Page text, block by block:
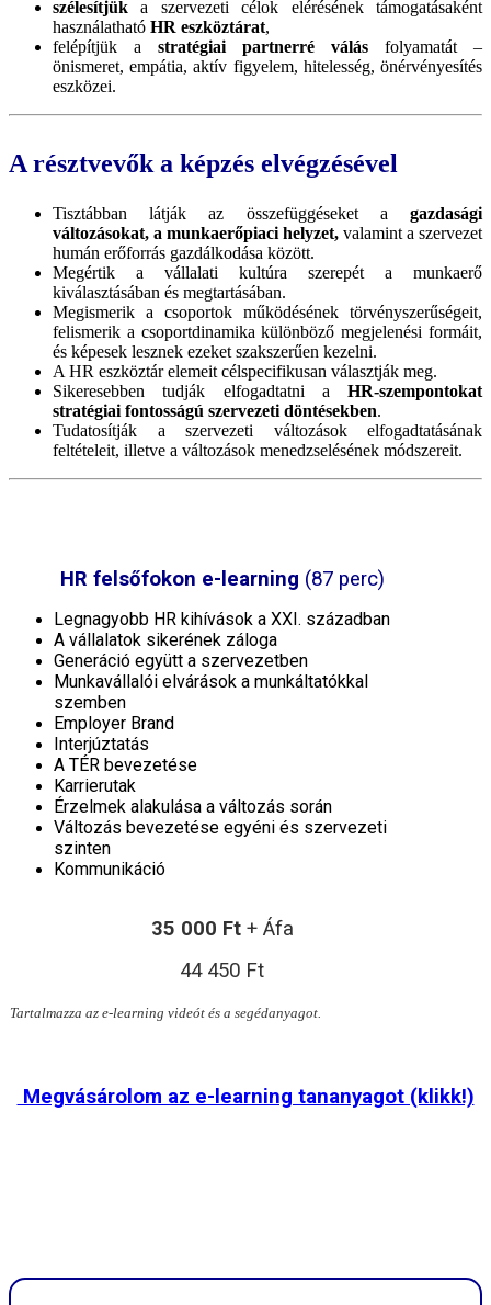
szélesítjük a szervezeti célok elérésének támogatásaként
használatható HR eszköztárat,
felépítjük a stratégiai partnerré válás folyamatát –
önismeret, empátia,aktív figyelem, hitelesség, önérvényesítés
eszközei.
A résztvevők a képzés elvégzésével
Tisztábban látják az összefüggéseket a gazdasági
változásokat, a munkaerőpiaci helyzet, valamint a szervezet
humán erőforrás gazdálkodása között.
Megértik a vállalati kultúra szerepét a munkaerő
kiválasztásában és megtartásában.
Megismerik a csoportok működésének törvényszerűségeit,
felismerik a csoportdinamika különböző megjelenési formáit,
és képesek lesznek ezeket szakszerűen kezelni.
A HR eszköztár elemeit célspecifikusan választják meg.
Sikeresebben tudják elfogadtatni a HR-szempontokat
stratégiai fontosságú szervezeti döntésekben.
Tudatosítják a szervezeti változások elfogadtatásának
feltételeit, illetve a változások menedzselésének módszereit.
HR felsőfokon e-learning (87 perc)
Legnagyobb HR kihívások a XXI. században
A vállalatok sikerének záloga
Generáció együtt a szervezetben
Munkavállalói elvárások a munkáltatókkal
szemben
Employer Brand
Interjúztatás
A TÉR bevezetése
Karrierutak
Érzelmek alakulása a változás során
Változás bevezetése egyéni és szervezeti
szinten
Kommunikáció
35 000 Ft+ Áfa
44 450 Ft
Tartalmazza az e-learning videót és a segédanyagot.
Megvásárolom az e-learning tananyagot (klikk!)